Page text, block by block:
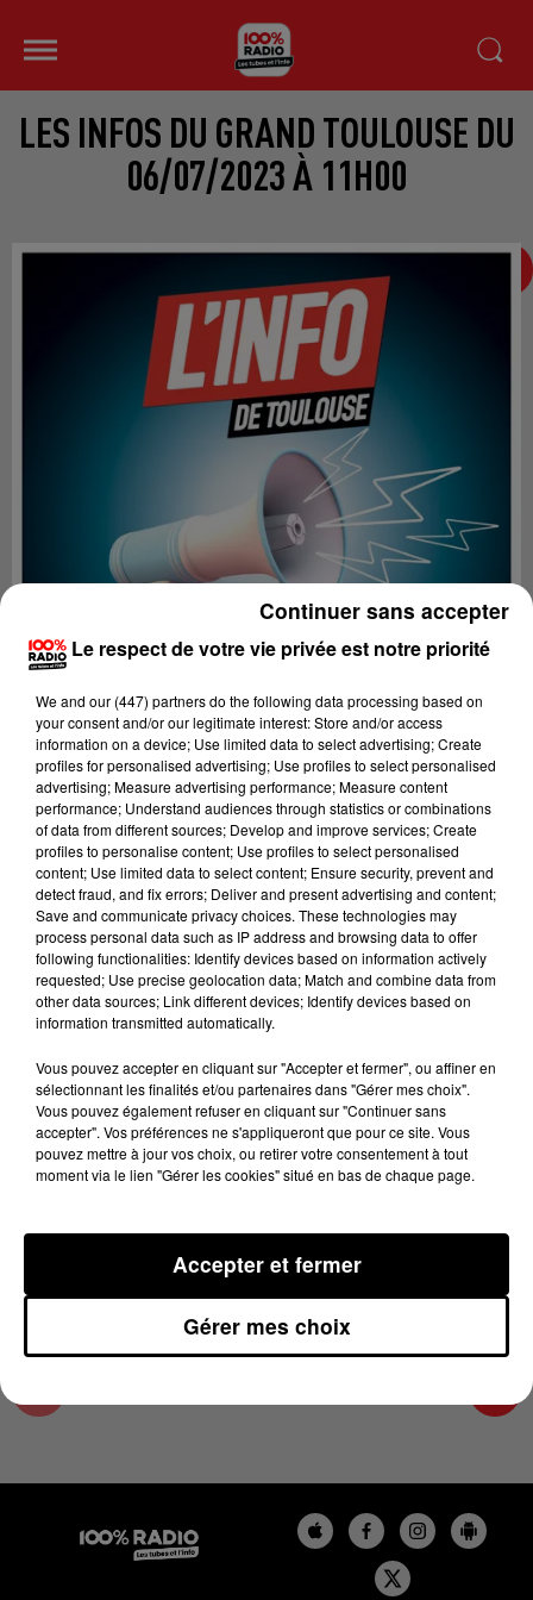
LES INFOS DU GRAND TOULOUSE DU
06/07/2023 À 11H00
Lecture (2 min 16 sec)
100%
100% Radio les infos du grand Toulouse
6 juillet 2023 - 2 min 16 sec
LES INFOS DU GRAND TOULOUSE DU
06/07/2023 À 11H00
Podcasts infos du grand Toulouse
Le respect de votre vie privée est notre priorité
We and our (447) partnersdo the following data processing based on
your consent and/or our legitimate interest: Store and/or access
information on a device; Use limited data to select advertising; Create
profiles for personalised advertising; Use profiles to select personalised
advertising; Measure advertising performance; Measure content
performance; Understand audiences through statistics or combinations
of data from different sources; Develop and improve services; Create
profiles to personalise content; Use profiles to select personalised
content; Use limited data to select content; Ensure security, prevent and
detect fraud, and fix errors; Deliver and present advertising and content;
Save and communicate privacy choices. These technologies may
process personal data such as IP address and browsing data to offer
following functionalities: Identify devices based on information actively
requested; Use precise geolocation data; Match and combine data from
other data sources; Link different devices; Identify devices based on
information transmitted automatically.
Vous pouvez accepter en cliquant sur "Accepter et fermer", ou affiner en
sélectionnant les finalités et/ou partenaires dans "Gérer mes choix".
Vous pouvez également refuser en cliquant sur "Continuer sans
accepter". Vos préférences ne s'appliqueront que pour ce site. Vous
pouvez mettre à jour vos choix, ou retirer votre consentement à tout
moment via le lien "Gérer les cookies" situé en bas de chaque page.
Gérer mes choix
Accepter et fermer
Continuer sans accepter